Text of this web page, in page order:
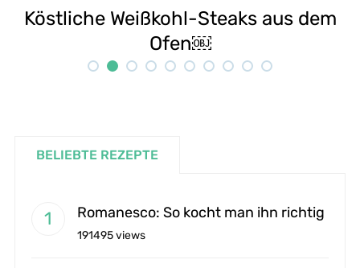
Steaks aus dem
BELIEBTE REZEPTE
Romanesco: So kocht man ihn richtig
191495 views